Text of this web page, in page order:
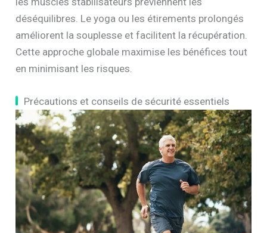
déséquilibres. Le yoga ou les étirements prolongés
améliorent la souplesse et facilitent la récupération.
Cette approche globale maximise les bénéfices tout
en minimisant les risques.
Précautions et conseils de sécurité essentiels